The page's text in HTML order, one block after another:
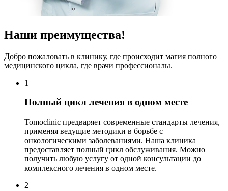
Наши преимущества!
Добро пожаловать в клинику, где происходит магия полного
медицинского цикла, где врачи профессионалы.
1
Полный цикл лечения в одном месте
Tomoclinic предваряет современные стандарты лечения,
применяя ведущие методики в борьбе с
онкологическими заболеваниями. Наша клиника
предоставляет полный цикл обслуживания. Можно
получить любую услугу от одной консультации до
комплексного лечения в одном месте.
2